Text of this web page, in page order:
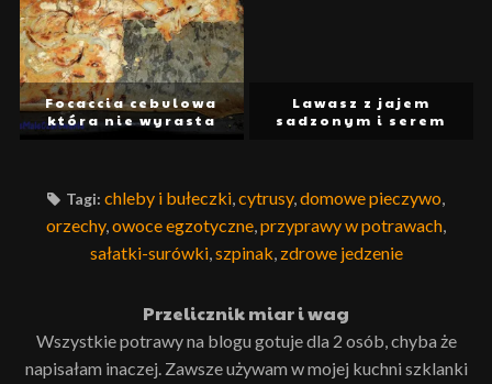
Focaccia cebulowa
która nie wyrasta
Tagi: chleby i bułeczki,cytrusy,domowe pieczywo,
orzechy,owoce egzotyczne,przyprawy w potrawach,
sałatki-surówki,szpinak, zdrowe jedzenie
Przelicznik miar i wag
Wszystkie potrawy na blogu gotuje dla 2 osób, chyba że
napisałam inaczej. Zawsze używam w mojej kuchni szklanki